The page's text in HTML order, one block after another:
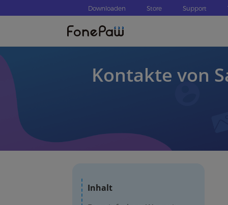
Downloaden Store Support
Kontakte von
Inhalt